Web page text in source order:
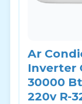
Ar
Inverter
30000
220v R-